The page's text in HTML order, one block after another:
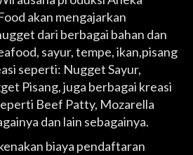
akan mengajarkan
dari berbagai bahan dan
sayur, tempe, ikan,pisang
seperti: Nugget Sayur,
Pisang, juga berbagai kreasi
Beef Patty, Mozarella
dan lain sebagainya.
biaya pendaftaran